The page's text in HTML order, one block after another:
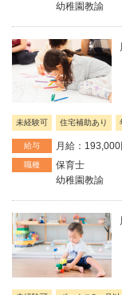
幼稚園教諭
未経験可 住宅補助あり
給与 月給：
職種
保育士
幼稚園教諭